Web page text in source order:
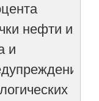
нефти и
и